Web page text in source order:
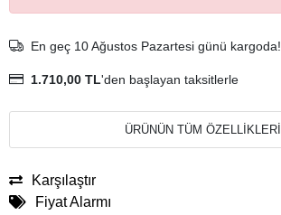
En geç 10 Ağustos Pazartesi günü kargoda!
1.710,00 TL'den başlayan taksitlerle
ÜRÜNÜN TÜM ÖZELLİKLERİ
Karşılaştır
Fiyat Alarmı